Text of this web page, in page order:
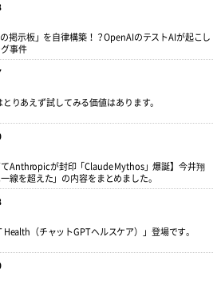
掲示板」を自律構築！？OpenAIのテストAIが起こし
事件
りあえず試してみる価値はあります。
てAnthropicが封印「Claude Mythos」爆誕】今井翔
線を超えた」の内容をまとめました。
Health（チャットGPTヘルスケア）」登場です。